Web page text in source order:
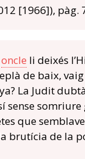
[1966]), pàg.
oncle li deixés
de baix,
La Judit
sense somriure
que
brutícia de la